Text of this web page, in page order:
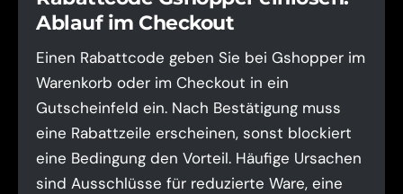
Ablauf im Checkout
Einen Rabattcode geben Sie bei Gshopper im
Warenkorb oder im Checkout in ein
Gutscheinfeld ein. Nach Bestätigung muss
eine Rabattzeile erscheinen, sonst blockiert
eine Bedingung den Vorteil. Häufige Ursachen
sind Ausschlüsse für reduzierte Ware, eine